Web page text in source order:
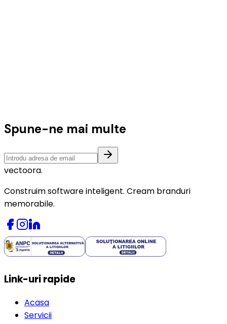
Spune-ne mai multe
vectoora.
Construim software inteligent. Cream branduri
memorabile.
Link-uri rapide
Acasa
Servicii